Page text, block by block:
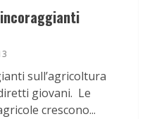
sull’agricoltura
giovani. Le
crescono...